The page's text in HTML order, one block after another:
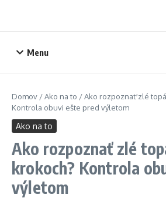
Menu
Domov /Ako na to /Ako rozpoznať zlé
Kontrola obuvi ešte pred výletom
Ako na to
Ako rozpoznať zlé
krokoch? Kontrola
výletom